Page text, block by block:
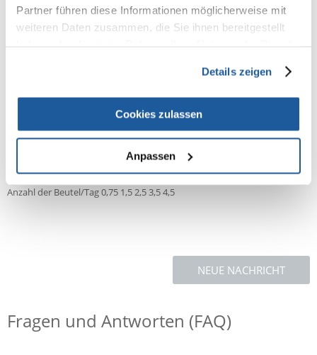
Partner führen diese Informationen möglicherweise mit
weiteren Daten zusammen, die Sie ihnen bereitgestellt
Details zeigen
Cookies zulassen
Anpassen
Brokkoli 4%, Eier 3%, Mineralstoffe, Leinöl 0,2%, Wegerichsamen 0,2%,
getrocknetes Basilikum 0,01%.
Rohprotein - 12%, Rohfett - 5,5%, Rohasche - 2,5%, Rohfaser - 1%,
Feuchtigkeit - 78%, Calcium - 0,3%, Phosphor - 0,25%
Zusatzstoffe:
Vitamin D3 - 450 IU, Vitamin E - 40 mg, Zink (Zinkoxid) - 30 mg, Mangan
(Mangan(II)-oxid) - 2 mg, Kupfer (Kupfer(II)-sulfat, Pentahydrat) - 0,4 mg,
Jod (beschichtetes, granuliertes, wasserfreies Calciumjodat) - 0,3 mg.
Anzahl der Beutel/Tag 0,75 1,5 2,5 3,5 4,5
NEUE NACHRICHT
Fragen und Antworten (FAQ)